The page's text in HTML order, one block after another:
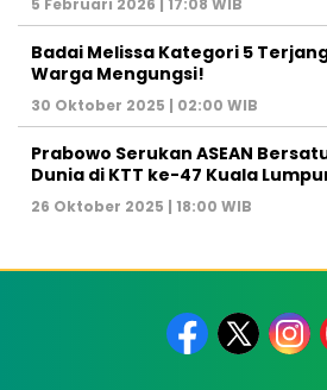
Badai Melissa Kategori 5
Warga Mengungsi!
30 Oktober 2025 | 02:00 WIB
Prabowo Serukan ASEAN
Dunia di KTT ke-47 Kuala
26 Oktober 2025 | 18:00 WIB